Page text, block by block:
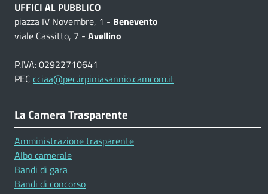
UFFICI AL PUBBLICO
piazza IV Novembre, 1 - Benevento
viale Cassitto, 7 - Avellino
P.IVA: 02922710641
PEC cciaa@pec.irpiniasannio.camcom.it
La Camera Trasparente
Amministrazione trasparente
Albo camerale
Bandi di gara
Bandi di concorso